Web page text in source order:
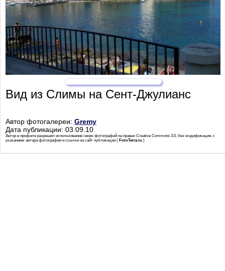
Вид из Слимы на Сент-Джулианс
Автор фотогалереи: Gremy
Дата публикации: 03.09.10
Автор в профиле разрешил использование своих фотографий на правах Creative Commons 3.0, без модификации, с
указанием автора фотографии и ссылки на сайт публикации ( FotoTerra.ru )